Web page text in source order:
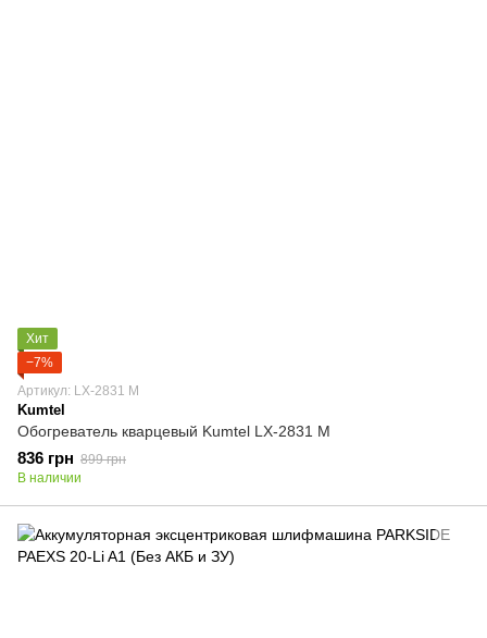
Хит
−7%
Артикул: LX-2831 M
Kumtel
Обогреватель кварцевый Kumtel LX-2831 M
836 грн 899 грн
В наличии